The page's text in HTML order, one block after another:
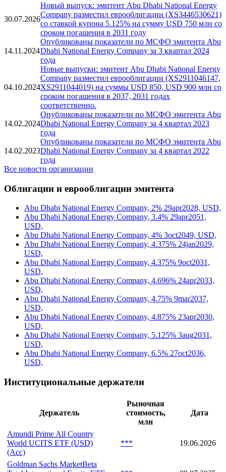
30.07.2026
Новый выпуск: эмитент Abu Dhabi National Energy
Company разместил еврооблигации (XS3446530621)
со ставкой купона 5.125% на сумму USD 750 млн со
сроком погашения в 2031 году
14.11.2024
Опубликованы показатели по МСФО эмитента Abu
Dhabi National Energy Company за 3 квартал 2024
года
04.10.2024
Новые выпуски: эмитент Abu Dhabi National Energy
Company разместил еврооблигации (XS2911046147,
XS2911044019) на суммы USD 850, USD 900 млн со
сроком погашения в 2037, 2031 годах
соответственно.
14.02.2024
Опубликованы показатели по МСФО эмитента Abu
Dhabi National Energy Company за 4 квартал 2023
года
14.02.2023
Опубликованы показатели по МСФО эмитента Abu
Dhabi National Energy Company за 4 квартал 2022
года
Все новости организации
Облигации и еврооблигации эмитента
Abu Dhabi National Energy Company, 2% 29apr2028, USD,
Abu Dhabi National Energy Company, 3.4% 29apr2051,
USD,
Abu Dhabi National Energy Company, 4% 3oct2049, USD,
Abu Dhabi National Energy Company, 4.375% 24jan2029,
USD,
Abu Dhabi National Energy Company, 4.375% 9oct2031,
USD,
Abu Dhabi National Energy Company, 4.696% 24apr2033,
USD,
Abu Dhabi National Energy Company, 4.75% 9mar2037,
USD,
Abu Dhabi National Energy Company, 4.875% 23apr2030,
USD,
Abu Dhabi National Energy Company, 5.125% 3aug2031,
USD,
Abu Dhabi National Energy Company, 6.5% 27oct2036,
USD,
Институциональные держатели
Держатель
Рыночная
стоимость,
млн
Дата
Amundi Prime All Country
World UCITS ETF (USD)
(Acc)
*** 19.06.2026
Goldman Sachs MarketBeta